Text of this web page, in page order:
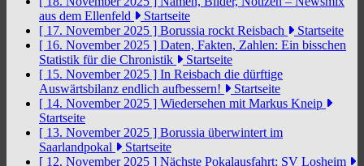
aus dem Ellenfeld
Startseite
[ 17. November 2025 ] Borussia rockt Reisbach
Startseite
[ 16. November 2025 ] Daten, Fakten, Zahlen: Ein bisschen
Statistik für die Chronistik
Startseite
[ 15. November 2025 ] In Reisbach die dürftige
Auswärtsbilanz endlich aufbessern!
Startseite
[ 14. November 2025 ] Wiedersehen mit Markus Kneip
Startseite
[ 13. November 2025 ] Borussia überwintert im
Saarlandpokal
Startseite
[ 12. November 2025 ] Nächste Pokalausfahrt: SV Losheim